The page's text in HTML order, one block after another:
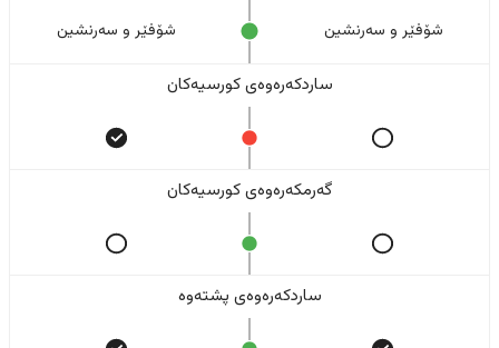
شۆفێر و سەرنشین شۆفێر و سەرنشین
ساردکەرەوەی کورسیەکان
گەرمکەرەوەی کورسیەکان
ساردکەرەوەی پشتەوە